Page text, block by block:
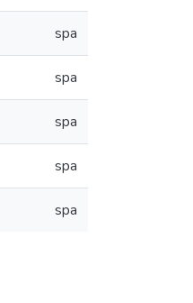
spa
spa
spa
spa
spa